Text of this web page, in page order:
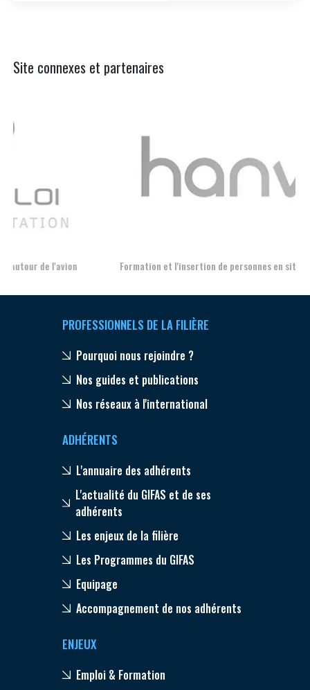
Site connexes et partenaires
Formation et l'insertion de personnes en situation de handicap
PROFESSIONNELS DE LA FILIÈRE
Pourquoi nous rejoindre ?
Nos guides et publications
Nos réseaux à l'international
ADHÉRENTS
L'annuaire des adhérents
L'actualité du GIFAS et de ses
adhérents
Les enjeux de la filière
Les Programmes du GIFAS
Equipage
Accompagnement de nos adhérents
ENJEUX
Emploi & Formation